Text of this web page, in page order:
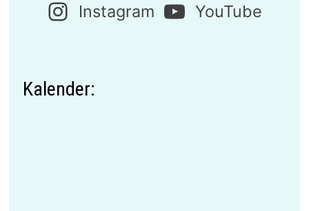
Instagram YouTube
Kalender: